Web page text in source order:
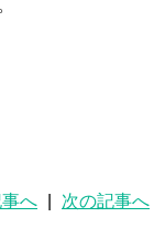
へ 次の記事へ